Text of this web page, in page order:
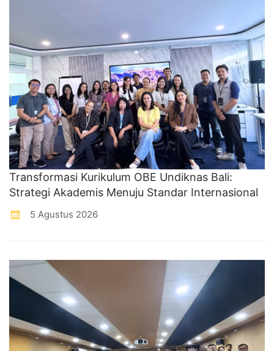
Transformasi Kurikulum OBE Undiknas Bali:
Strategi Akademis Menuju Standar Internasional
5 Agustus 2026